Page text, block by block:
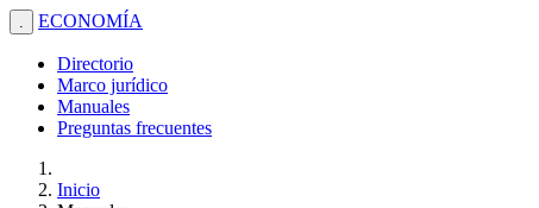
. ECONOMÍA
Directorio
Marco jurídico
Manuales
Preguntas frecuentes
Inicio